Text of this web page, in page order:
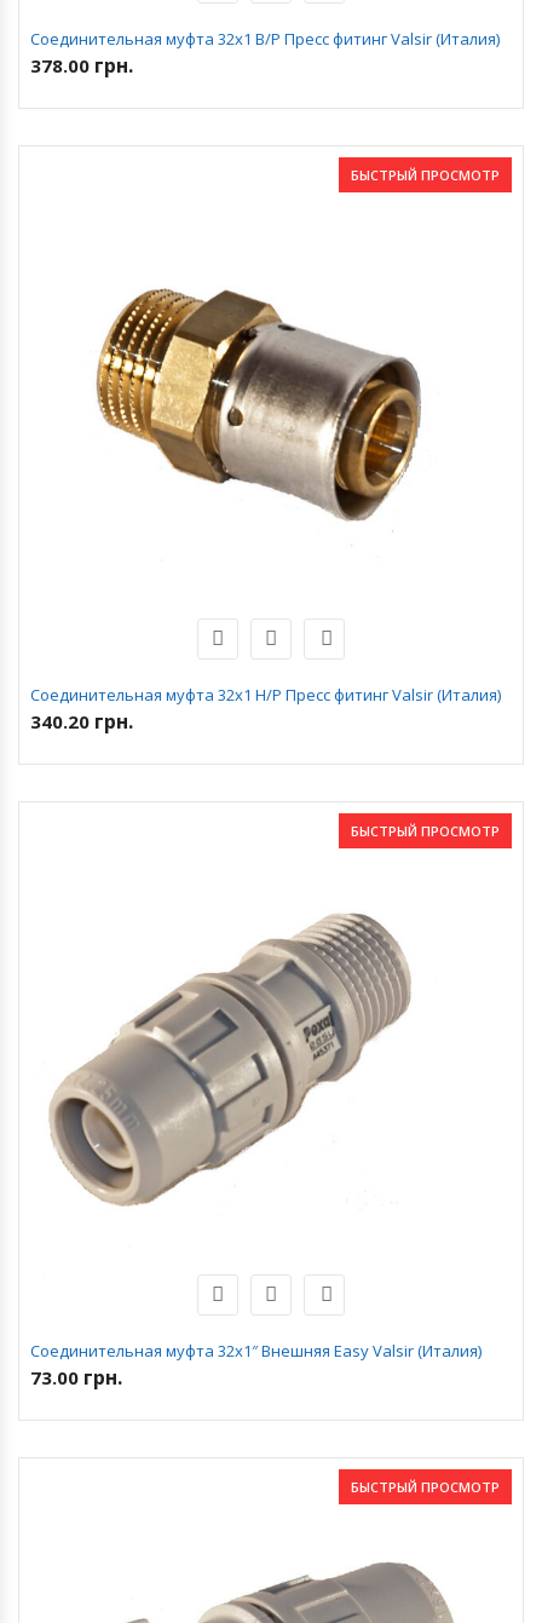
Соединительная муфта 32х1 В/Р Пресс фитинг Valsir (Италия)
378.00 грн.
БЫСТРЫЙ ПРОСМОТР
Соединительная муфта 32х1 Н/Р Пресс фитинг Valsir (Италия)
340.20 грн.
БЫСТРЫЙ ПРОСМОТР
Соединительная муфта 32х1″ Внешняя Easy Valsir (Италия)
73.00 грн.
БЫСТРЫЙ ПРОСМОТР